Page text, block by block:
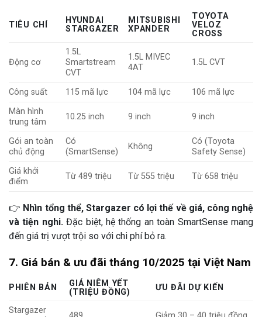
TIÊU CHÍ
HYUNDAI
STARGAZER
MITSUBISHI
XPANDER
TOYOTA
VELOZ
CROSS
Động cơ
1.5L
Smartstream
CVT
1.5L MIVEC
4AT
1.5L CVT
Công suất 115 mã lực 104 mã lực
106 mã lực
Màn hình
trung tâm
10.25 inch 9 inch 9 inch
Gói an toàn
chủ động
Có
(SmartSense)
Không
Có (Toyota
Safety Sense)
Giá khởi
điểm
Từ 489 triệu Từ 555 triệu Từ 658 triệu
👉 Nhìn tổng thể, Stargazer có lợi thế về giá, công nghệ
và tiện nghi.Đặc biệt, hệ thống an toàn SmartSense mang
đến giá trị vượt trội so với chi phí bỏ ra.
7. Giá bán & ưu đãi tháng 10/2025 tại Việt Nam
PHIÊN BẢN
GIÁ NIÊM YẾT
(TRIỆU ĐỒNG)
ƯU ĐÃI DỰ KIẾN
Stargazer